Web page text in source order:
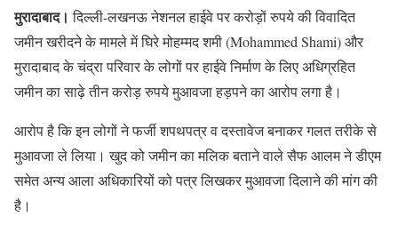
मुरादाबाद। दिल्ली-लखनऊ नेशनल हाईवे पर करोड़ों रुपये की विवादित
जमीन खरीदने के मामले में घिरे मोहम्मद शमी (Mohammed Shami) और
मुरादाबाद के चंद्रा परिवार के लोगों पर हाईवे निर्माण के लिए अधिग्रहित
जमीन का साढ़े तीन करोड़ रुपये मुआवजा हड़पने का आरोप लगा है।
आरोप है कि इन लोगों ने फर्जी शपथपत्र व दस्तावेज बनाकर गलत तरीके से
मुआवजा ले लिया। खुद को जमीन का मलिक बताने वाले सैफ आलम ने डीएम
समेत अन्य आला अधिकारियों को पत्र लिखकर मुआवजा दिलाने की मांग की
है।